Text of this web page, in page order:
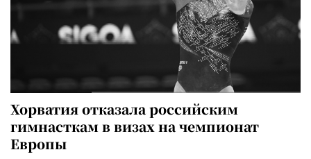
Хорватия отказала российским
гимнасткам в визах на чемпионат
Европы